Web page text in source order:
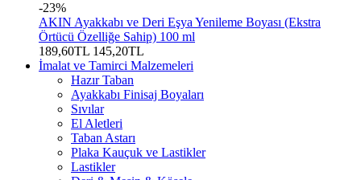
-23%
AKIN Ayakkabı ve Deri Eşya Yenileme Boyası (Ekstra
Örtücü Özelliğe Sahip) 100 ml
189,60TL 145,20TL
İmalat ve Tamirci Malzemeleri
Hazır Taban
Ayakkabı Finisaj Boyaları
Sıvılar
El Aletleri
Taban Astarı
Plaka Kauçuk ve Lastikler
Lastikler